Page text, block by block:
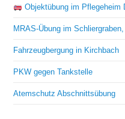
Objektübung im Pflegeheim
MRAS-Übung im
Fahrzeugbergung in Kirchbach
PKW gegen Tankstelle
Atemschutz Abschnittsübung